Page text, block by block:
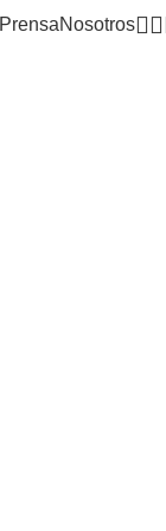
PrensaNosotros